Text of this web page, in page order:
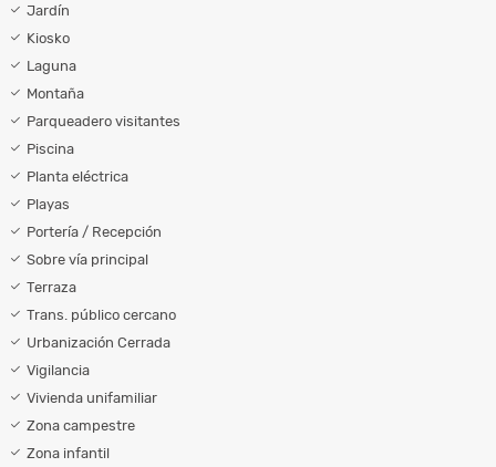
Jardín
Kiosko
Laguna
Montaña
Parqueadero visitantes
Piscina
Planta eléctrica
Playas
Portería / Recepción
Sobre vía principal
Terraza
Trans. público cercano
Urbanización Cerrada
Vigilancia
Vivienda unifamiliar
Zona campestre
Zona infantil